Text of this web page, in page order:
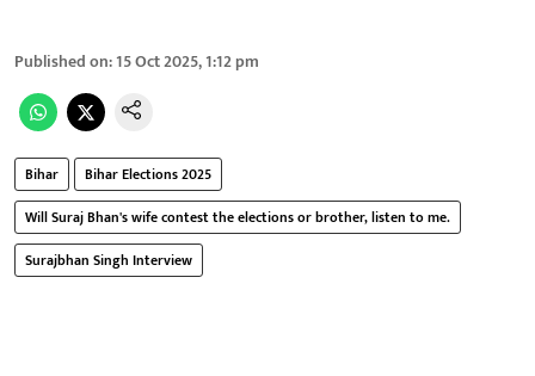
Published on:15 Oct 2025, 1:12 pm
Bihar
Bihar Elections 2025
Will Suraj Bhan's wife contest the elections or brother, listen to me.
Surajbhan Singh Interview